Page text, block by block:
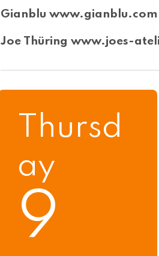
Gianblu
Joe Thüring www.joes-
Thursd
ay
9